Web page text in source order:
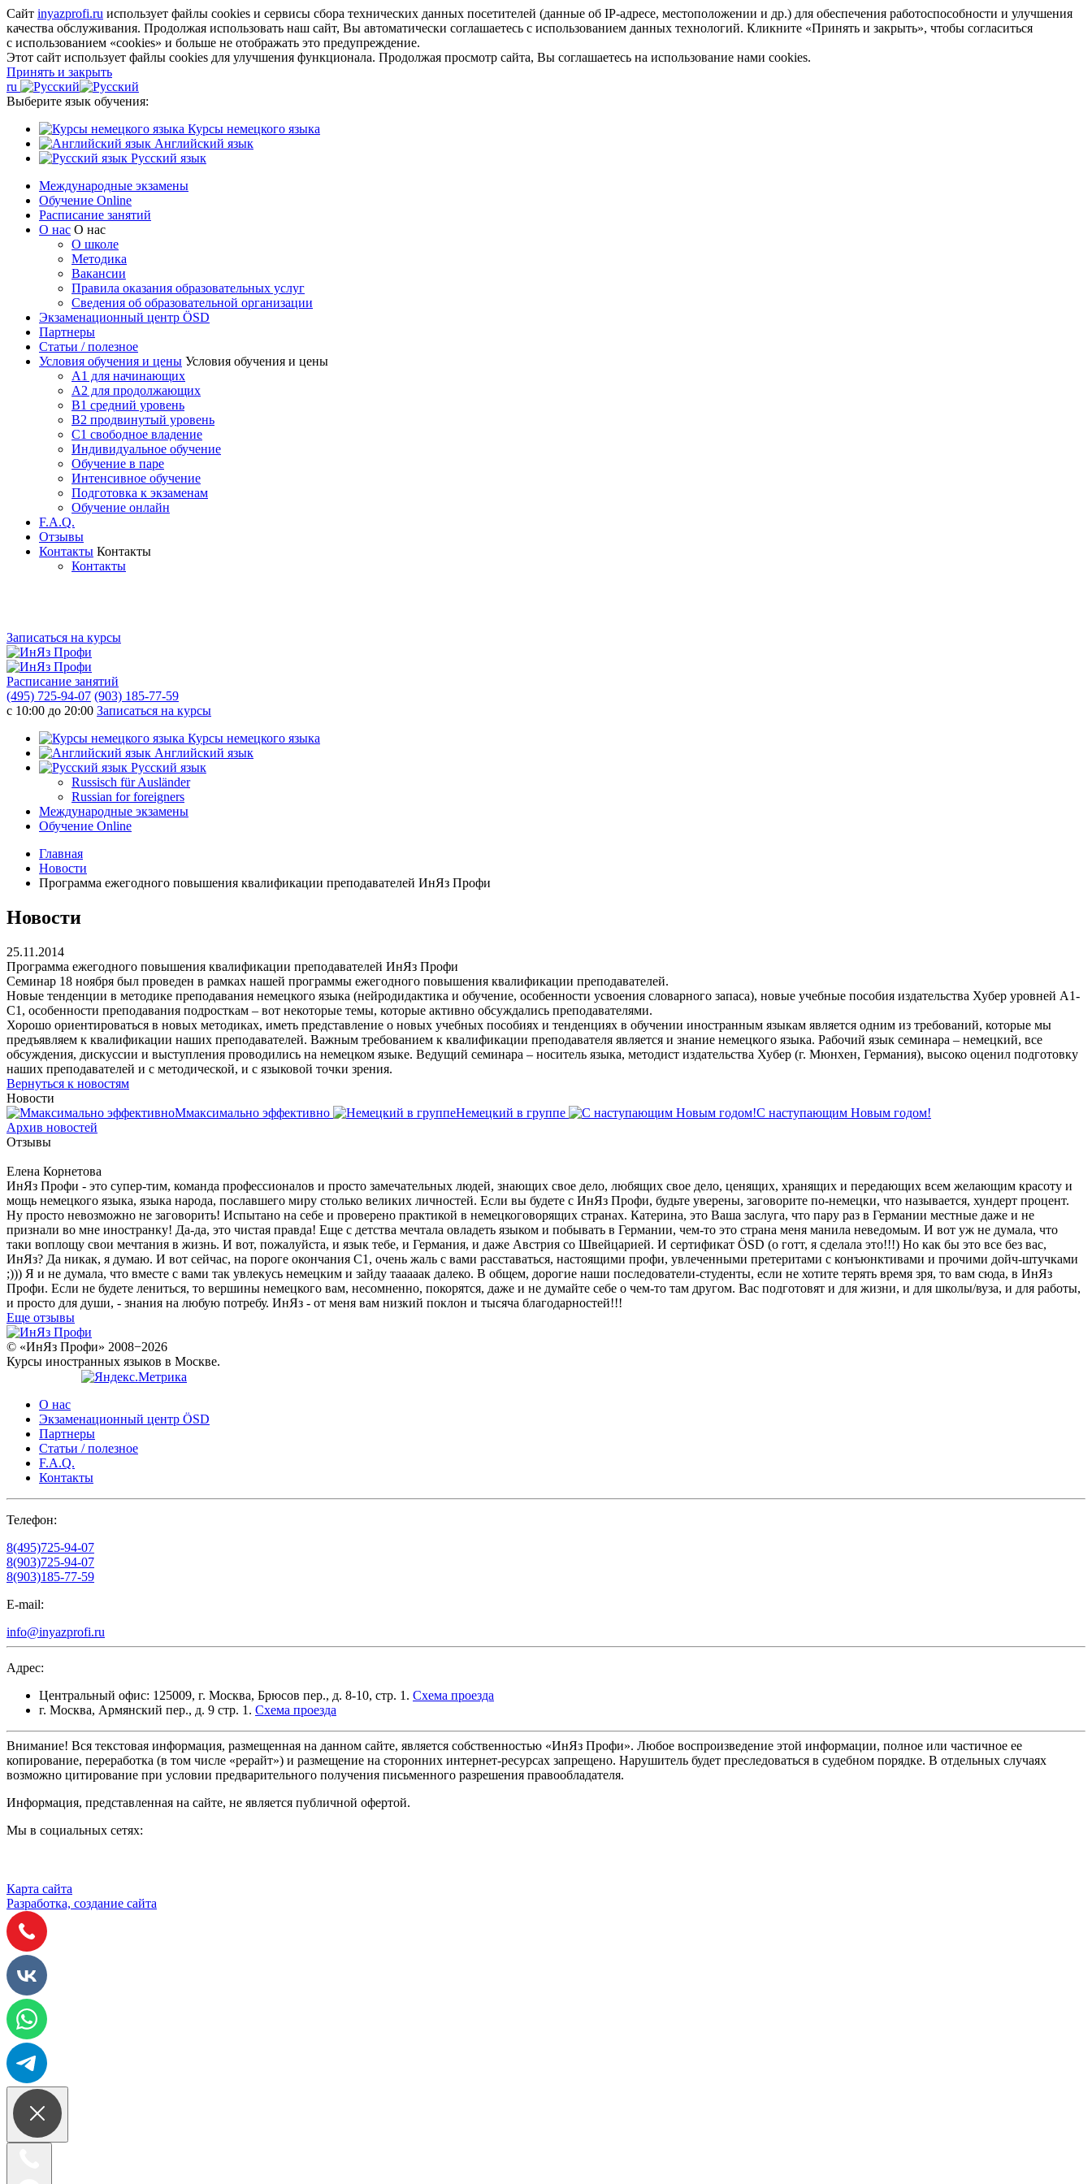
Сайт inyazprofi.ru использует файлы cookies и сервисы сбора технических данных посетителей (данные об IP-адресе, местоположении и др.) для обеспечения работоспособности и улучшения
качества обслуживания. Продолжая использовать наш сайт, Вы автоматически соглашаетесь с использованием данных технологий. Кликните «Принять и закрыть», чтобы согласиться
с использованием «cookies» и больше не отображать это предупреждение.
Этот сайт использует файлы cookies для улучшения функционала. Продолжая просмотр сайта, Вы соглашаетесь на использование нами cookies.
Принять и закрыть
ru
Выберите язык обучения:
Курсы немецкого языка
Английский язык
Русский язык
Международные экзамены
Обучение Online
Расписание занятий
О нас О нас
О школе
Методика
Вакансии
Правила оказания образовательных услуг
Сведения об образовательной организации
Экзаменационный центр ÖSD
Партнеры
Статьи / полезное
Условия обучения и цены Условия обучения и цены
A1 для начинающих
A2 для продолжающих
B1 средний уровень
B2 продвинутый уровень
C1 свободное владение
Индивидуальное обучение
Обучение в паре
Интенсивное обучение
Подготовка к экзаменам
Обучение онлайн
F.A.Q.
Отзывы
Контакты Контакты
Контакты
Записаться на курсы
Расписание занятий
(495) 725-94-07 (903) 185-77-59
с 10:00 до 20:00 Записаться на курсы
Курсы немецкого языка
Английский язык
Русский язык
Russisch für Ausländer
Russian for foreigners
Международные экзамены
Обучение Online
Главная
Новости
Программа ежегодного повышения квалификации преподавателей ИнЯз Профи
Новости
25.11.2014
Программа ежегодного повышения квалификации преподавателей ИнЯз Профи
Семинар 18 ноября был проведен в рамках нашей программы ежегодного повышения квалификации преподавателей.
Новые тенденции в методике преподавания немецкого языка (нейродидактика и обучение, особенности усвоения словарного запаса), новые учебные пособия издательства Хубер уровней А1-
С1, особенности преподавания подросткам – вот некоторые темы, которые активно обсуждались преподавателями.
Хорошо ориентироваться в новых методиках, иметь представление о новых учебных пособиях и тенденциях в обучении иностранным языкам является одним из требований, которые мы
предъявляем к квалификации наших преподавателей. Важным требованием к квалификации преподавателя является и знание немецкого языка. Рабочий язык семинара – немецкий, все
обсуждения, дискуссии и выступления проводились на немецком языке. Ведущий семинара – носитель языка, методист издательства Хубер (г. Мюнхен, Германия), высоко оценил подготовку
наших преподавателей и с методической, и с языковой точки зрения.
Вернуться к новостям
Новости
Ммаксимально эффективно
Немецкий в группе
С наступающим Новым годом!
Архив новостей
Отзывы
Елена Корнетова
ИнЯз Профи - это супер-тим, команда профессионалов и просто замечательных людей, знающих свое дело, любящих свое дело, ценящих, хранящих и передающих всем желающим красоту и
мощь немецкого языка, языка народа, пославшего миру столько великих личностей. Если вы будете с ИнЯз Профи, будьте уверены, заговорите по-немецки, что называется, хундерт процент.
Ну просто невозможно не заговорить! Испытано на себе и проверено практикой в немецкоговорящих странах. Катерина, это Ваша заслуга, что пару раз в Германии местные даже и не
признали во мне иностранку! Да-да, это чистая правда! Еще с детства мечтала овладеть языком и побывать в Германии, чем-то это страна меня манила неведомым. И вот уж не думала, что
таки воплощу свои мечтания в жизнь. И вот, пожалуйста, и язык тебе, и Германия, и даже Австрия со Швейцарией. И сертификат ÖSD (о готт, я сделала это!!!) Но как бы это все без вас,
ИнЯз? Да никак, я думаю. И вот сейчас, на пороге окончания С1, очень жаль с вами расставаться, настоящими профи, увлеченными претеритами с конъюнктивами и прочими дойч-штучками
;))) Я и не думала, что вместе с вами так увлекусь немецким и зайду тааааак далеко. В общем, дорогие наши последователи-студенты, если не хотите терять время зря, то вам сюда, в ИнЯз
Профи. Если не будете лениться, то вершины немецкого вам, несомненно, покорятся, даже и не думайте себе о чем-то там другом. Вас подготовят и для жизни, и для школы/вуза, и для работы,
и просто для души, - знания на любую потребу. ИнЯз - от меня вам низкий поклон и тысяча благодарностей!!!
Еще отзывы
© «ИнЯз Профи» 2008−2026
Курсы иностранных языков в Москве.
О нас
Экзаменационный центр ÖSD
Партнеры
Статьи / полезное
F.A.Q.
Контакты
Телефон:
8(495)725-94-07
8(903)725-94-07
8(903)185-77-59
E-mail:
info@inyazprofi.ru
Адрес:
Центральный офис: 125009, г. Москва, Брюсов пер., д. 8-10, стр. 1. Схема проезда
г. Москва, Армянский пер., д. 9 стр. 1. Схема проезда
Внимание! Вся текстовая информация, размещенная на данном сайте, является собственностью «ИнЯз Профи». Любое воспроизведение этой информации, полное или частичное ее
копирование, переработка (в том числе «рерайт») и размещение на сторонних интернет-ресурсах запрещено. Нарушитель будет преследоваться в судебном порядке. В отдельных случаях
возможно цитирование при условии предварительного получения письменного разрешения правообладателя.
Информация, представленная на сайте, не является публичной офертой.
Мы в социальных сетях:
Карта сайта
Разработка, создание сайта